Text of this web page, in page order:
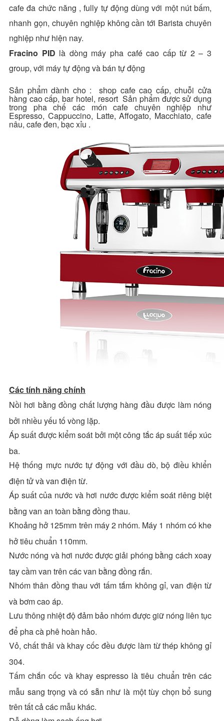
cafe đa chức năng , fully tự động dùng với một nút bấm,
nhanh gọn, chuyên nghiệp không cần tới Barista chuyên
nghiệp như hiện nay.
Fracino PID là dòng máy pha café cao cấp từ 2 – 3
group, với máy tự động và bán tự động
Sản phẩm dành cho : shop cafe cao cấp, chuỗi cửa
hàng cao cấp, bar hotel, resort Sản phẩm được sử dụng
trong pha chế các món cafe chuyên nghiệp như
Espresso, Cappuccino, Latte, Affogato, Macchiato, cafe
nâu, cafe đen, bạc xỉu .
Các tính năng chính
Nồi hơi bằng đồng chất lượng hàng đầu được làm nóng
bởi nhiều yếu tố vòng lặp.
Áp suất được kiểm soát bởi một công tắc áp suất tiếp xúc
ba.
Hệ thống mực nước tự động với đầu dò, bộ điều khiển
điện tử và van điện từ.
Áp suất của nước và hơi nước được kiểm soát riêng biệt
bằng van an toàn bằng đồng thau.
Khoảng hở 125mm trên máy 2 nhóm. Máy 1 nhóm có khe
hở tiêu chuẩn 110mm.
Nước nóng và hơi nước được giải phóng bằng cách xoay
tay cầm van trên các van bằng đồng rắn.
Nhóm thân đồng thau với tấm tắm không gỉ, van điện từ
và bơm cao áp.
Lưu thông nhiệt độ đảm bảo nhóm được giữ nóng liên tục
để pha cà phê hoàn hảo.
Vỏ, chất thải và khay cốc đều được làm từ thép không gỉ
304.
Tấm chắn cốc và khay espresso là tiêu chuẩn trên các
mẫu sang trọng và có sẵn như là một tùy chọn bổ sung
trên tất cả các mẫu khác.